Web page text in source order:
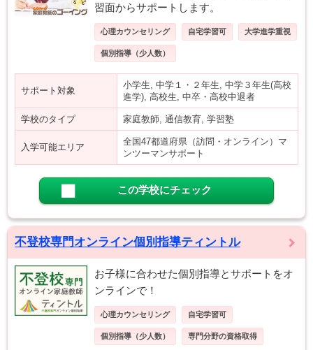
習面からサポートします。
心理カウンセリング 自宅学習可 大学進学重視
個別指導（少人数）
サポート対象
小学生, 中学１・２年生, 中学３年生(高校
進学), 高校生, 中卒・高校中退者
学校のタイプ 家庭教師, 通信教育, 学習塾
入学可能エリア
全国47都道府県（訪問・オンライン）マ
ンツーマンサポート
この学校にチェック
不登校専門オンライン個別指導ティントル
お子様に合わせた個別指導とサポートをオ
ンラインで！
心理カウンセリング 自宅学習可
個別指導（少人数） 専門分野の資格取得